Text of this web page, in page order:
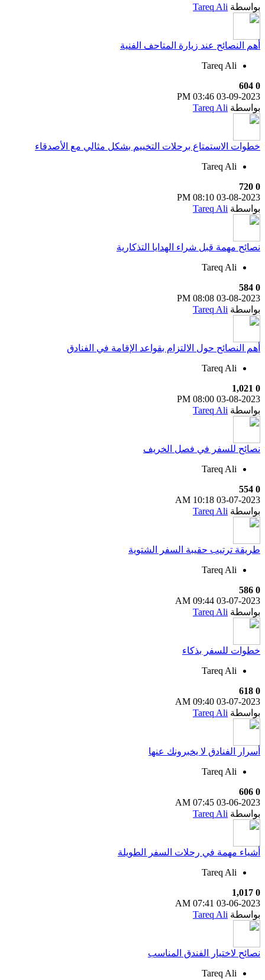
بواسطة Tareq Ali
أهم النصائح عند زيارة المتاحف الفنية
Tareq Ali
0
604
03-09-2023
03:46 PM
بواسطة Tareq Ali
خطوات الاستمتاع برحلات التخييم بشكل مثالي مع الأصدقاء
Tareq Ali
0
720
03-08-2023
08:10 PM
بواسطة Tareq Ali
نصائح مهمة قبل شراء الهدايا التذكارية
Tareq Ali
0
584
03-08-2023
08:08 PM
بواسطة Tareq Ali
أهم النصائح حول الالتزام بقواعد الإقامة في الفنادق
Tareq Ali
0
1,021
03-08-2023
08:00 PM
بواسطة Tareq Ali
نصائح للسفر في فصل الخريف
Tareq Ali
0
554
03-07-2023
10:18 AM
بواسطة Tareq Ali
طريقة ترتيب حقيبة السفر الشتوية
Tareq Ali
0
586
03-07-2023
09:44 AM
بواسطة Tareq Ali
خطوات للسفر بذكاء
Tareq Ali
0
618
03-07-2023
09:40 AM
بواسطة Tareq Ali
أسرار الفنادق لا يخبرونك عنها
Tareq Ali
0
606
03-06-2023
07:45 AM
بواسطة Tareq Ali
أشياء مهمة في رحلات السفر الطويلة
Tareq Ali
0
1,017
03-06-2023
07:41 AM
بواسطة Tareq Ali
نصائح لاختيار الفندق المناسب
Tareq Ali